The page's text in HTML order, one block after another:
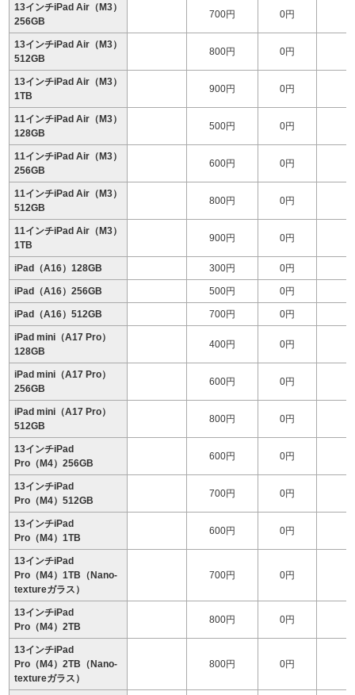
13インチiPad Air（M3）
256GB
700円 0円
13インチiPad Air（M3）
512GB
800円 0円
13インチiPad Air（M3）
1TB
900円 0円
11インチiPad Air（M3）
128GB
500円 0円
11インチiPad Air（M3）
256GB
600円 0円
11インチiPad Air（M3）
512GB
800円 0円
11インチiPad Air（M3）
1TB
900円 0円
iPad（A16）128GB 300円 0円
iPad（A16）256GB 500円 0円
iPad（A16）512GB 700円 0円
iPad mini（A17 Pro）
128GB
400円 0円
iPad mini（A17 Pro）
256GB
600円 0円
iPad mini（A17 Pro）
512GB
800円 0円
13インチiPad
Pro（M4）256GB
600円 0円
13インチiPad
Pro（M4）512GB
700円 0円
13インチiPad
Pro（M4）1TB
600円 0円
13インチiPad
Pro（M4）1TB（Nano-
textureガラス）
700円 0円
13インチiPad
Pro（M4）2TB
800円 0円
13インチiPad
Pro（M4）2TB（Nano-
textureガラス）
800円 0円